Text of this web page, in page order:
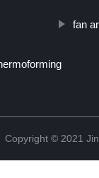
fan
Copyright © 2021